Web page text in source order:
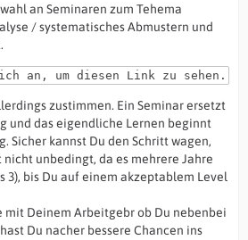
an Seminaren zum Tehema
/ systematisches Abmustern und
an, um diesen Link zu sehen.
zustimmen. Ein Seminar ersetzt
und das eigendliche Lernen beginnt
Sicher kannst Du den Schritt wagen,
unbedingt, da es mehrere Jahre
3), bis Du auf einem akzeptablem Level
mit Deinem Arbeitgebr ob Du nebenbei
Du nacher bessere Chancen ins